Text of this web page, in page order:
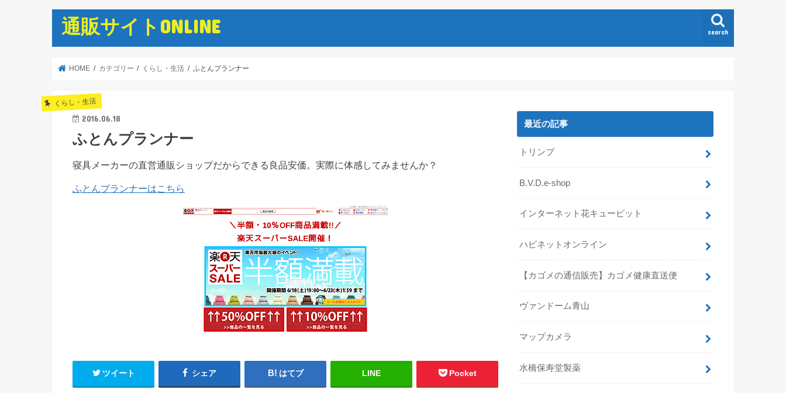
通販サイトONLINE search
HOME カテゴリー くらし・生活 ふとんプランナー
くらし・生活
2016.06.18
ふとんプランナー
寝具メーカーの直営通販ショップだからできる良品安価。実際に体感してみませんか？
ふとんプランナーはこちら
ツイート シェア はてブ LINE Pocket
最近の記事
トリンプ
B.V.D.e-shop
インターネット花キューピット
ハピネットオンライン
【カゴメの通信販売】カゴメ健康直送便
ヴァンドーム青山
マップカメラ
水橋保寿堂製薬